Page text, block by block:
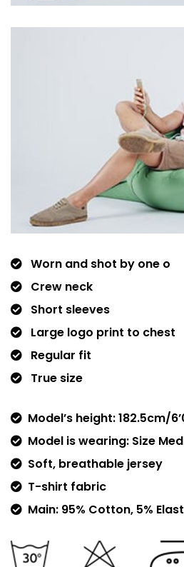
Worn and shot by one o
Crew neck
Short sleeves
Large logo print to chest
Regular fit
True size
Model’s height: 182.5cm/
Model is wearing: Size
Soft, breathable jersey
T-shirt fabric
Main: 95% Cotton, 5%